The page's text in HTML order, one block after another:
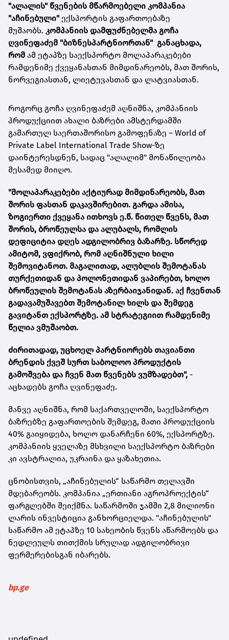
"ალალის" წვენების მწარმოებელი კომპანია
"აჩინებული" ექსპორტის გაფართოებაზე
მუშაობს. კომპანიის დამფუძნებელმა გოჩა
ღვინეფაძემ "ბიზნესპარტნიორთან" განაცხადა,
რომ ამ ეტაპზე საექსპორტო მოლაპარაკებები
რამდენიმე ქვეყანასთან მიმდინარეობს, მათ შორის,
ნორვეგიასთან, ლიეტუვასთან და ლატვიასთან.
როგორც გოჩა ღვინეფაძემ აღნიშნა, კომპანიის
პროდუქციით ახალი ბაზრები ამსტერდამში
გამართულ საერთაშორისო გამოფენაზე – World of
Private Label International Trade Show-ზე
დაინტერესდნენ, სადაც "ალალიმ" მონაწილეობა
მესამედ მიიღო.
"მოლაპარაკებები აქტიურად მიმდინარეობს, მათ
შორის ფასთან დაკავშირებით. გარდა ამისა,
ზოგიერთი ქვეყანა ითხოვს ე.წ. წითელ წვენს, მათ
შორის, ბროწეულსა და ალუბალს, რომლის
დეფიციტია დღეს ადგილობრივ ბაზარზე. სწორედ
ამიტომ, ვფიქრობ, რომ აღნიშნული ხილი
შემოვიტანოთ. მაგალითად, ალუბლის შემოტანას
თურქეთიდან და პოლონეთიდან ვაპირებთ, ხოლო
ბროწეულის შემოტანას აზერბაიჯანიდან. აქ ჩვენთან
გადავამუშავებთ შემოტანილ ხილს და შემდეგ
გავიტანთ ექსპორტზე. ამ სტრატეგიით რამდენიმე
წელია ვმუშაობთ.
ძირითადად, უცხოელ პარტნიორებს თავიანთი
ბრენდის ქვეშ სურთ საბოლოო პროდუქტის
გამოშვება და ჩვენ მათ წვენებს ვუმზადებთ", -
აცხადებს გოჩა ღვინეფაძე.
მანვე აღნიშნა, რომ საქართველოში, საექსპორტო
ბაზრებზე გაფართოების შემდეგ, მათი პროდუქციის
40% გაიყიდება, ხოლო დანარჩენი 60%, ექსპორტზე.
კომპანიის ყველაზე მსხვილი საექსპორტო ბაზრები
კი ავსტრალია, უკრაინა და ყაზახეთია.
ცნობისთვის, „აჩინებულის“ საწარმო თელავში
მდებარეობს. კომპანია „ერთიანი აგროპროექტის“
ფარგლებში შეიქმნა. საწარმოში ჯამში 2,8 მილიონი
ლარის ინვესტიცია განხორციელდა. "აჩინებულის"
საწარმო ამ ეტაპზე 10 სახეობის წვენს აწარმოებს და
ნედლეულს თითქმის სრულად ადგილობრივი
ფერმერებისგან იბარებს.
bp.ge